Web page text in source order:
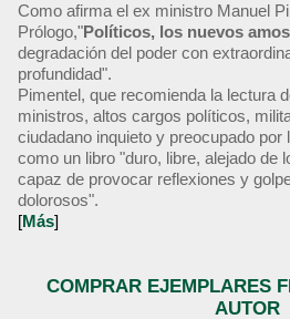
Como afirma el ex ministro Manuel
Prólogo,"Políticos, los nuevos amos
degradación del poder con
profundidad".
Pimentel, que recomienda la lectura
ministros, altos cargos políticos,
ciudadano inquieto y preocupado por
como un libro "duro, libre, alejado de
capaz de provocar reflexiones y
dolorosos".
[Más]
COMPRAR EJEMPLARES
AUTOR